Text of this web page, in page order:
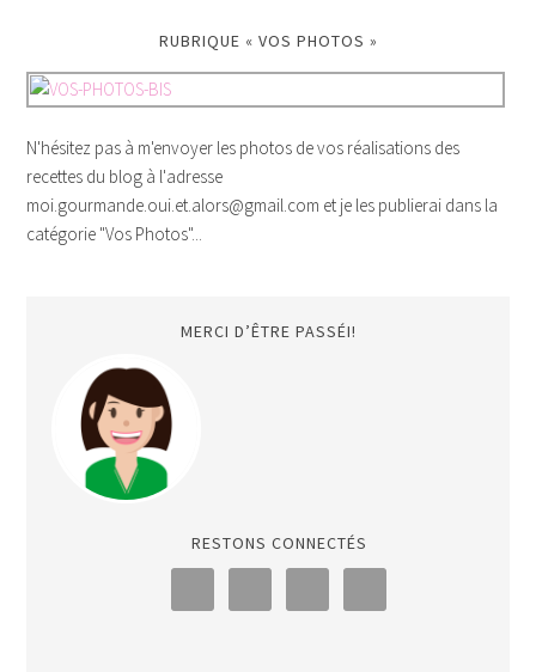
RUBRIQUE « VOS PHOTOS »
N'hésitez pas à m'envoyer les photos de vos réalisations des
recettes du blog à l'adresse
moi.gourmande.oui.et.alors@gmail.com et je les publierai dans la
catégorie "Vos Photos"...
MERCI D’ÊTRE PASSÉI!
RESTONS CONNECTÉS